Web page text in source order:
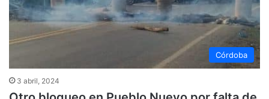
Córdoba
3 abril, 2024